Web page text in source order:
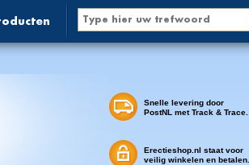
Snelle levering door
PostNL met Track & Trace.
Erectieshop.nl staat voor
veilig winkelen en betalen.